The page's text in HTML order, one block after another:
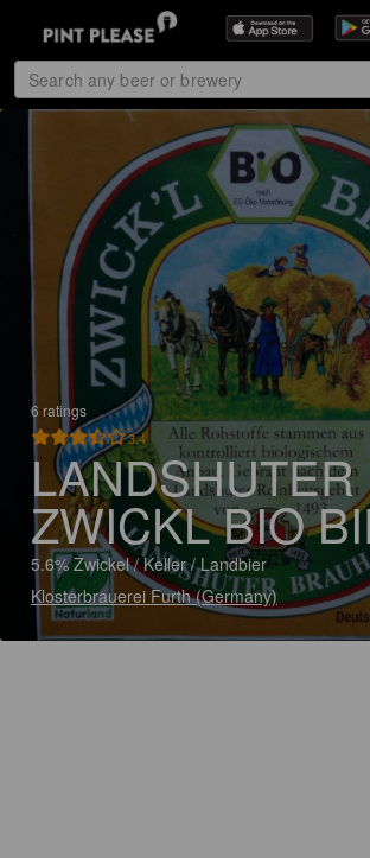
6 ratings
3.4
LANDSHUTER
ZWICKL BIO
5.6% Zwickel / Keller / Landbier
Klosterbrauerei Furth (Germany)